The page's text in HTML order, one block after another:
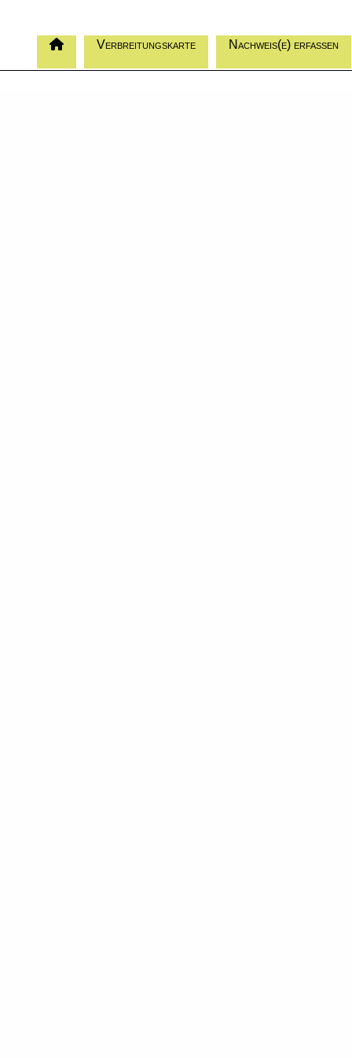
Verbreitungskarte Nachweis(e) erfassen